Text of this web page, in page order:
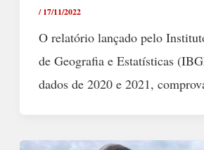
/17/11/2022
O relatório lançado pelo
de Geografia e Estatísticas
dados de 2020 e 2021,